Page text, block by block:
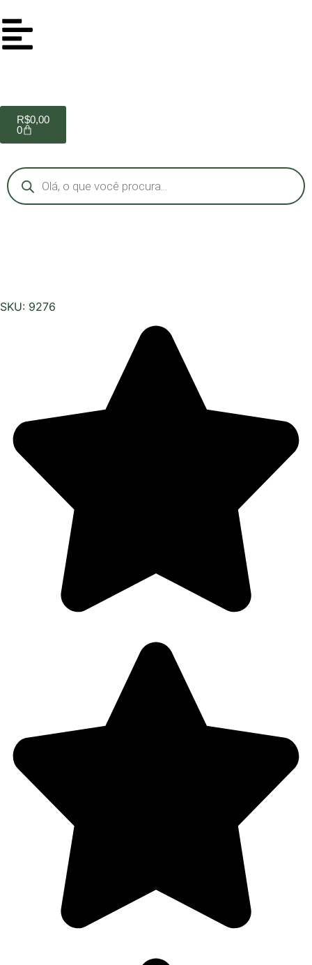
R$0,00
0
SKU: 9276